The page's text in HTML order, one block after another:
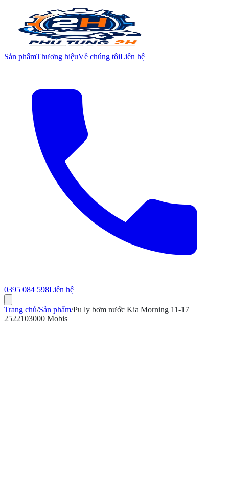
Sản phẩmThương hiệuVề chúng tôiLiên hệ
0395 084 598Liên hệ
Trang chủ/Sản phẩm/Pu ly bơm nước Kia Morning 11-17
2522103000 Mobis